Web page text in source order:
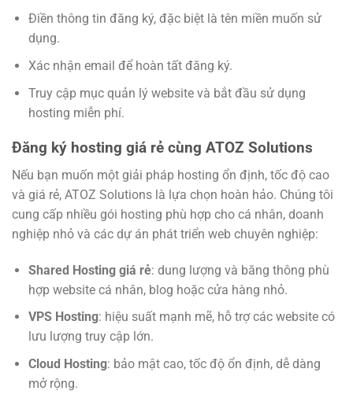
Điền thông tin đăng ký, đặc biệt là tên miền muốn sử
dụng.
Xác nhận email để hoàn tất đăng ký.
Truy cập mục quản lý website và bắt đầu sử dụng
hosting miễn phí.
Đăng ký hosting giá rẻ cùng ATOZ Solutions
Nếu bạn muốn một giải pháp hosting ổn định, tốc độ cao
và giá rẻ, ATOZ Solutions là lựa chọn hoàn hảo. Chúng tôi
cung cấp nhiều gói hosting phù hợp cho cá nhân, doanh
nghiệp nhỏ và các dự án phát triển web chuyên nghiệp:
Shared Hosting giá rẻ: dung lượng và băng thông phù
hợp website cá nhân, blog hoặc cửa hàng nhỏ.
VPS Hosting: hiệu suất mạnh mẽ, hỗ trợ các website có
lưu lượng truy cập lớn.
Cloud Hosting: bảo mật cao, tốc độ ổn định, dễ dàng
mở rộng.